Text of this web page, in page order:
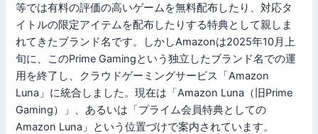
等では有料の評価の高いゲームを無料配布したり、対応タ
イトルの限定アイテムを配布したりする特典として親しま
れてきたブランド名です。しかしAmazonは2025年10月上
旬に、このPrime Gamingという独立したブランド名での運
用を終了し、クラウドゲーミングサービス「Amazon
Luna」に統合しました。現在は「Amazon Luna（旧Prime
Gaming）」、あるいは「プライム会員特典としての
Amazon Luna」という位置づけで案内されています。